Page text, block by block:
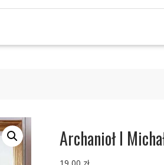
Archanioł I